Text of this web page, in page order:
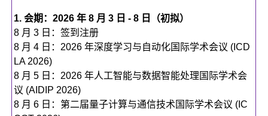
1. 会期：2026 年 8 月 3 日 - 8 日
（初拟）
8 月 3 日：签到注册
8 月 4 日：2026 年深度学习与自动化国际学术会议 (ICD
LA 2026)
8 月 5 日：2026 年人工智能与数据智能处理国际学术会
议 (AIDIP 2026)
8 月 6 日：第二届量子计算与通信技术国际学术会议 (IC